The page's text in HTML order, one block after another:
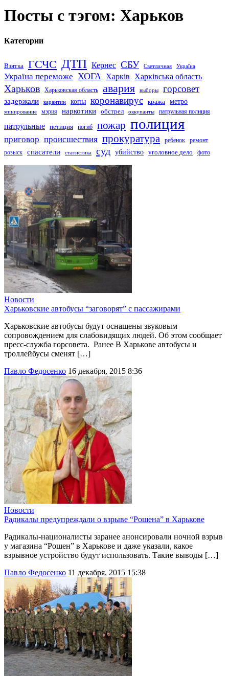
Посты с тэгом: Харьков
Категории
Взятка ГСЧС ДТП Кернес СБУ Светличная Україна
Україна переможе ХОГА Харків Харківська область
Харьков Харьковская область авария выборы горсовет
задержали карантин копы коронавирус кража метро
минирование мэрия наркотики обстрел оккупанты патрульная полиция
патрульные петиция погиб пожар полиция
приговор происшествия прокуратура ребенок
ремонт
розыск
спасатели статистика суд убийство уголовное дело фото
Новости
Харьковские автобусы “заговорят” с пассажирами
Харьковские автобусы будут оснащены звуковым
сопровождением для слабовидящих людей. Об этом сообщает
пресс-служба горсовета. Ранее В Харькове автобусы и
троллейбусы сменят […]
Павло Федосенко 16 декабря, 2015 8:36
Новости
Радикалы предупреждали о взрыве “Рошена” в Харькове
Радикалы-националисты заранее анонсировали ночной взрыв
у магазина “Рошен” в Харькове и даже указали, какое
взрывное устройство будут использовать. Такие выводы […]
Павло Федосенко 11 декабря, 2015 15:38